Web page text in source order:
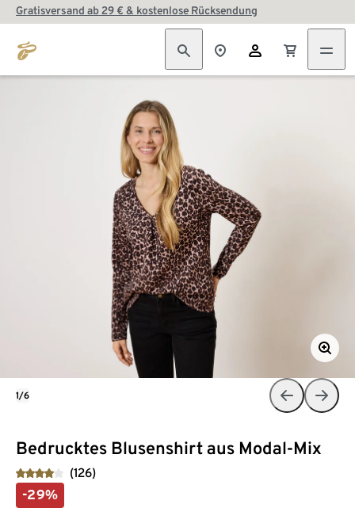
Gratisversand ab 29 € & kostenlose Rücksendung
Bedrucktes Blusenshirt aus Modal-Mix
(126)
-29%
1/6